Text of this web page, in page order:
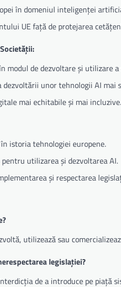
în domeniul inteligenței
UE față de protejarea
modul de dezvoltare și utilizare
dezvoltării unor tehnologii AI mai
mai echitabile și mai incluzive.
istoria tehnologiei europene.
utilizarea și dezvoltarea AI.
și respectarea
utilizează sau
legislației?
de a introduce pe piață